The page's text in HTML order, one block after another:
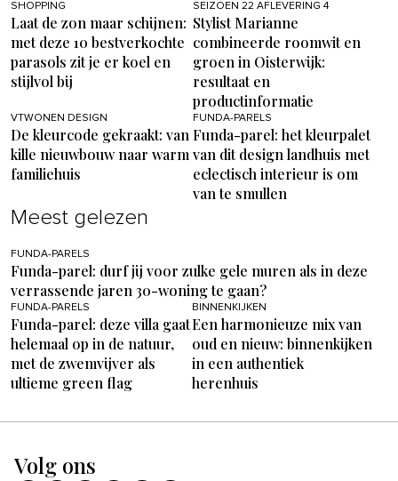
SHOPPING
Laat de zon maar schijnen:
met deze 10 bestverkochte
parasols zit je er koel en
stijlvol bij
SEIZOEN 22 AFLEVERING 4
Stylist Marianne
combineerde roomwit en
groen in Oisterwijk:
resultaat en
productinformatie
VTWONEN DESIGN
De kleurcode gekraakt: van
kille nieuwbouw naar warm
familiehuis
FUNDA-PARELS
Funda-parel: het kleurpalet
van dit design landhuis met
eclectisch interieur is om
van te smullen
Meest gelezen
FUNDA-PARELS
Funda-parel: durf jij voor zulke gele muren als in deze
verrassende jaren 30-woning te gaan?
FUNDA-PARELS
Funda-parel: deze villa gaat
helemaal op in de natuur,
met de zwemvijver als
ultieme green flag
BINNENKIJKEN
Een harmonieuze mix van
oud en nieuw: binnenkijken
in een authentiek
herenhuis
Volg ons